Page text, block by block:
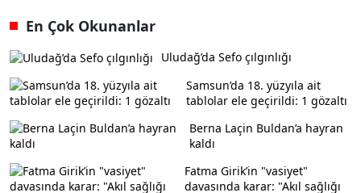
En Çok Okunanlar
Uludağ’da Sefo çılgınlığı
Samsun’da 18. yüzyıla ait
tablolar ele geçirildi: 1 gözaltı
Berna Laçin Buldan’a hayran
kaldı
Fatma Girik’in "vasiyet"
davasında karar: "Akıl sağlığı